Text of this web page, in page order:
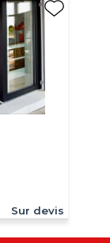
Sur devis